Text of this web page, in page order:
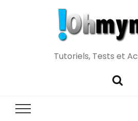
Tutoriels, Tests et